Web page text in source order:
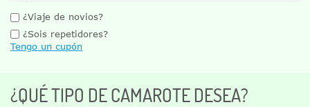
¿Viaje de novios?
¿Sois repetidores?
Tengo un cupón
¿QUÉ TIPO DE CAMAROTE DESEA?